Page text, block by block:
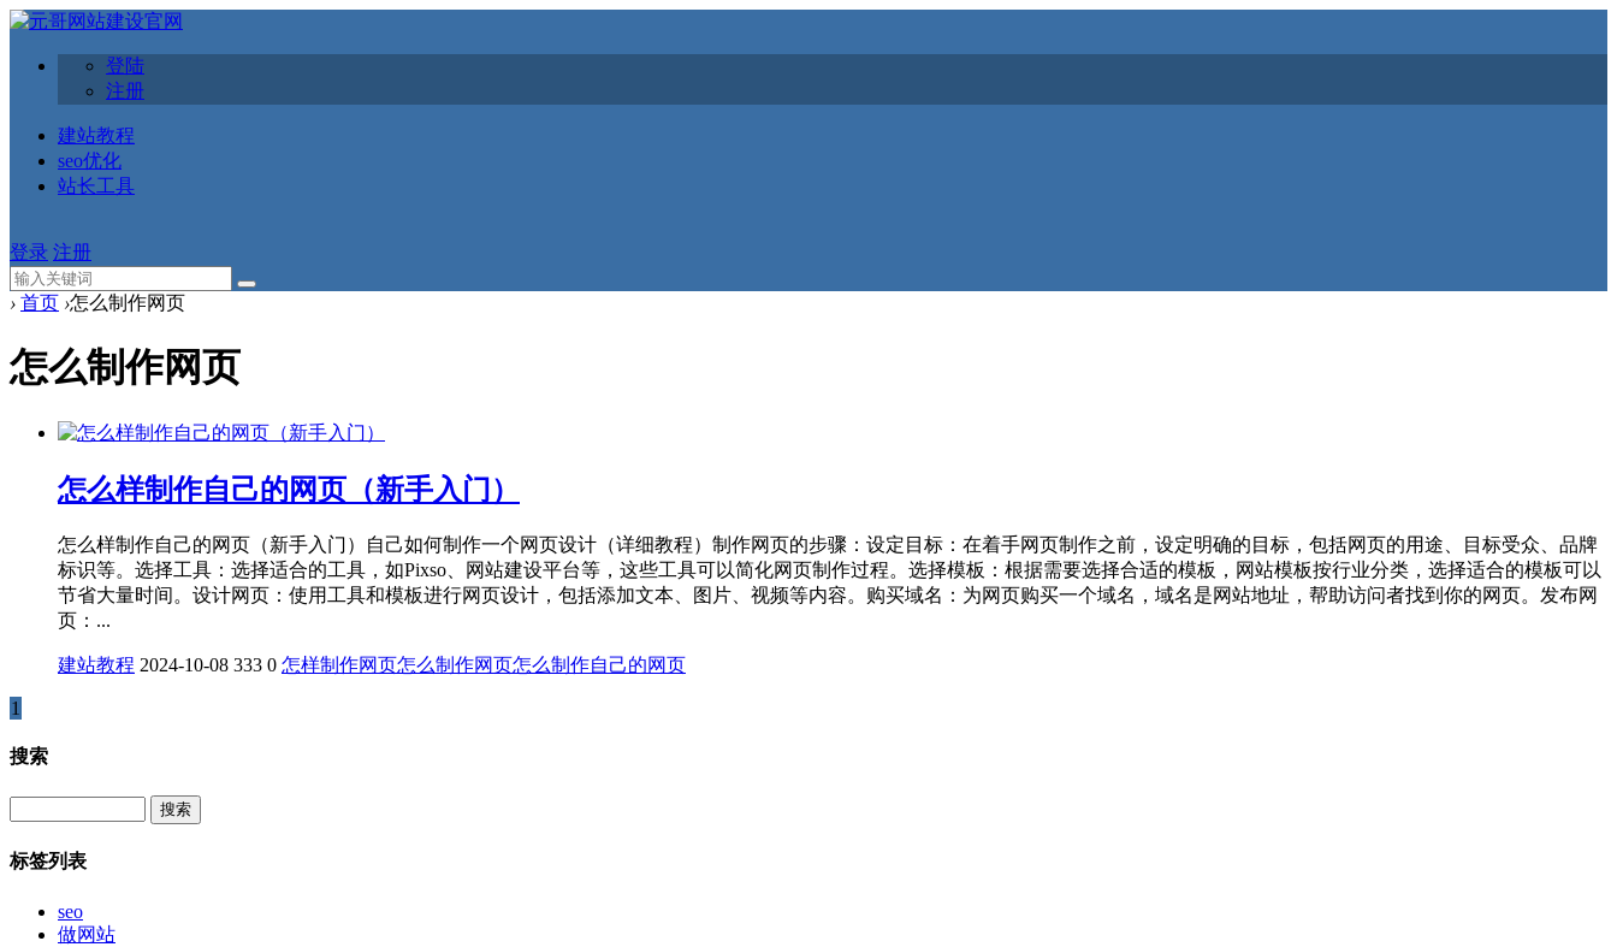
登陆
注册
建站教程
seo优化
站长工具
登录 注册
› 首页 ›怎么制作网页
怎么制作网页
怎么样制作自己的网页（新手入门）
怎么样制作自己的网页（新手入门）自己如何制作一个网页设计（详细教程）制作网页的步骤‌：‌设定目标‌：在着手网页制作之前，设定明确的目标，包括网页的用途、目标受众、品牌
标识等。‌选择工具‌：选择适合的工具，如‌Pixso、‌网站建设平台等，这些工具可以简化网页制作过程。‌选择模板‌：根据需要选择合适的模板，网站模板按行业分类，选择适合的模板可以
节省大量时间。‌设计网页‌：使用工具和模板进行网页设计，包括添加文本、图片、视频等内容。‌购买域名‌：为网页购买一个域名，域名是网站地址，帮助访问者找到你的网页。‌发布网
页‌：...
建站教程 2024-10-08 333 0 怎样制作网页怎么制作网页怎么制作自己的网页
1
搜索
标签列表
seo
做网站